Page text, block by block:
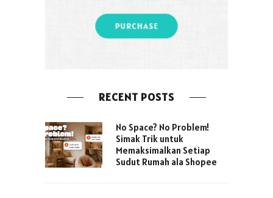
RECENT POSTS
No Space? No Problem!
Simak Trik untuk
Memaksimalkan Setiap
Sudut Rumah ala Shopee